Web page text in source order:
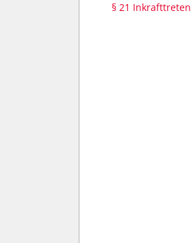
§ 21 Inkrafttreten